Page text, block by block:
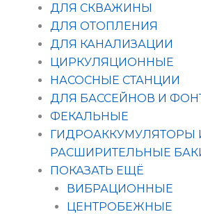
ДЛЯ СКВАЖИНЫ
ДЛЯ ОТОПЛЕНИЯ
ДЛЯ КАНАЛИЗАЦИИ
ЦИРКУЛЯЦИОННЫЕ
НАСОСНЫЕ СТАНЦИИ
ДЛЯ БАССЕЙНОВ И
ФЕКАЛЬНЫЕ
ГИДРОАККУМУЛЯТОРЫ
РАСШИРИТЕЛЬНЫЕ
ПОКАЗАТЬ ЕЩЁ
ВИБРАЦИОННЫЕ
ЦЕНТРОБЕЖНЫЕ